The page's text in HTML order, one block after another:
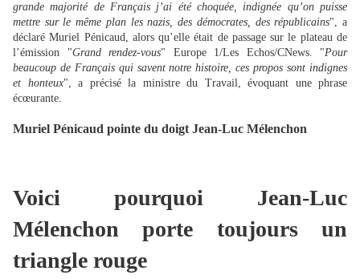
grande majorité de Français j’ai été choquée, indignée qu’on puisse
mettre sur le même plan les nazis, des démocrates, des républicains", a
déclaré Muriel Pénicaud, alors qu’elle était de passage sur le plateau de
l’émission "Grand rendez-vous" Europe 1/Les Echos/CNews. "Pour
beaucoup de Français qui savent notre histoire, ces propos sont indignes
et honteux", a précisé la ministre du Travail, évoquant une phrase
écœurante.
Muriel Pénicaud pointe du doigt Jean-Luc Mélenchon
Voici pourquoi Jean-Luc
Mélenchon porte toujours un
triangle rouge